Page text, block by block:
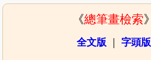
《總筆畫檢索》
全文版 字頭版